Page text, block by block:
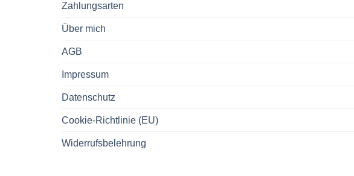
Zahlungsarten
Über mich
AGB
Impressum
Datenschutz
Cookie-Richtlinie (EU)
Widerrufsbelehrung